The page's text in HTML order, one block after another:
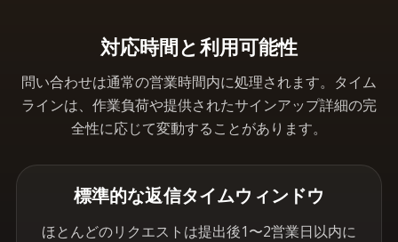
対応時間と利用可能性
問い合わせは通常の営業時間内に処理されます。タイム
ラインは、作業負荷や提供されたサインアップ詳細の完
全性に応じて変動することがあります。
標準的な返信タイムウィンドウ
ほとんどのリクエストは提出後1〜2営業日以内に